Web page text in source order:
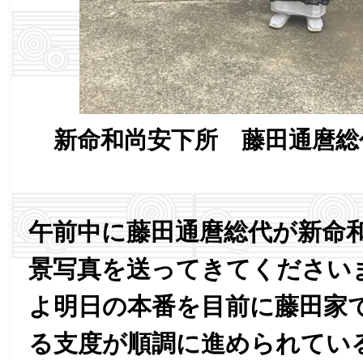
新命和尚安下所 藤田通麿
午前中に藤田通麿総代が新命
景写真を送ってきてくださ
よ明日の本番を目前に藤田家
る支度が順調に進められて